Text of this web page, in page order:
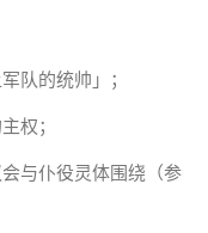
队的统帅」；
权；
与仆役灵体围绕（参